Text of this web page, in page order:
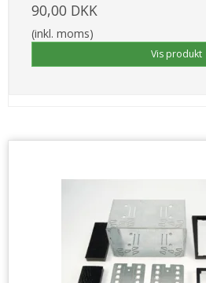
90,00 DKK
(inkl. moms)
Vis produkt